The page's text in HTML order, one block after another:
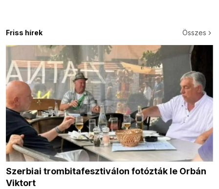
Friss hírek Összes
Szerbiai trombitafesztiválon fotózták le Orbán
Viktort